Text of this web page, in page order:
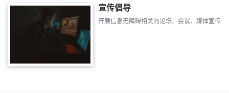
宣传倡导
开展信息无障碍相关的论坛、会议、媒体宣传